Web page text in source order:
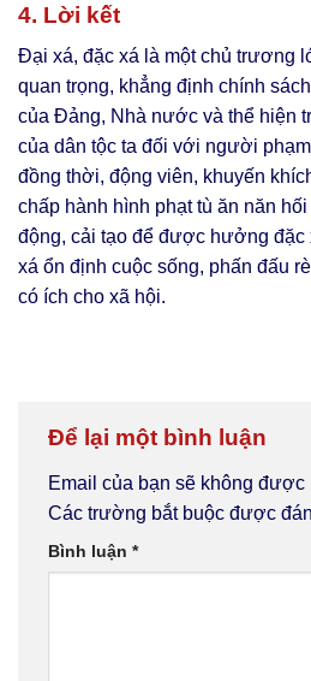
4. Lời kết
Đại xá, đặc xá là một chủ trương
quan trọng, khẳng định chính
của Đảng, Nhà nước và thể hiện
của dân tộc ta đối với người
đồng thời, động viên, khuyến
chấp hành hình phạt tù ăn năn
động, cải tạo để được hưởng
xá ổn định cuộc sống, phấn đấu
có ích cho xã hội.
Để lại một bình luận
Email của bạn sẽ không được
Các trường bắt buộc được
Bình luận *